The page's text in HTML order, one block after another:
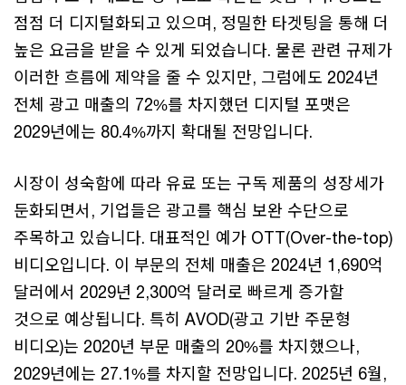
점점 더 디지털화되고 있으며, 정밀한 타겟팅을 통해 더
높은 요금을 받을 수 있게 되었습니다. 물론 관련 규제가
이러한 흐름에 제약을 줄 수 있지만, 그럼에도 2024년
전체 광고 매출의 72%를 차지했던 디지털 포맷은
2029년에는 80.4%까지 확대될 전망입니다.
시장이 성숙함에 따라 유료 또는 구독 제품의 성장세가
둔화되면서, 기업들은 광고를 핵심 보완 수단으로
주목하고 있습니다. 대표적인 예가 OTT(Over-the-top)
비디오입니다. 이 부문의 전체 매출은 2024년 1,690억
달러에서 2029년 2,300억 달러로 빠르게 증가할
것으로 예상됩니다. 특히 AVOD(광고 기반 주문형
비디오)는 2020년 부문 매출의 20%를 차지했으나,
2029년에는 27.1%를 차지할 전망입니다. 2025년 6월,